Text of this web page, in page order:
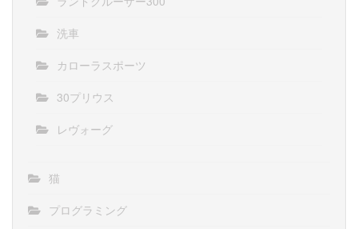
洗車
カローラスポーツ
30プリウス
レヴォーグ
猫
プログラミング